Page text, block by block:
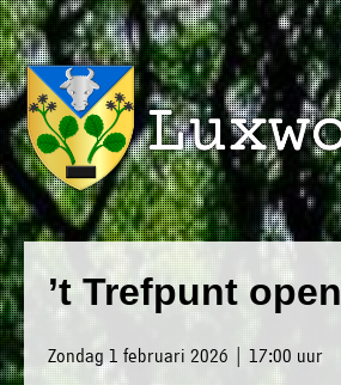
’t Trefpunt open
Zondag 1 februari 2026 | 17:00 uur
»
Home
Luxwoude.net
website@luxwoude.net
Plaatselijk
belang
dit